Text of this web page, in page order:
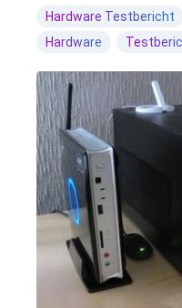
Hardware Testbericht
Hardware